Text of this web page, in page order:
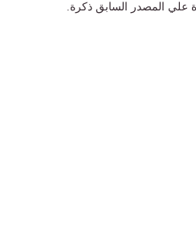
علي المصدر السابق ذكرة.